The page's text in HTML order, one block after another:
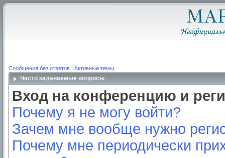
Сообщения без ответов | Активные темы
Часто задаваемые вопросы
Вход на конференцию и
Почему я не могу войти?
Зачем мне вообще нужно
Почему мне периодически